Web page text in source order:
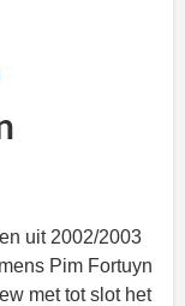
uit 2002/2003
Pim Fortuyn
met tot slot het